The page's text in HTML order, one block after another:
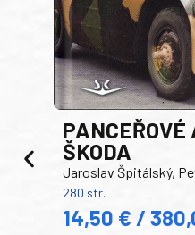
PANCEŘOVÉ
ŠKODA
Jaroslav Špitálský,
280 str.
14,50 € /